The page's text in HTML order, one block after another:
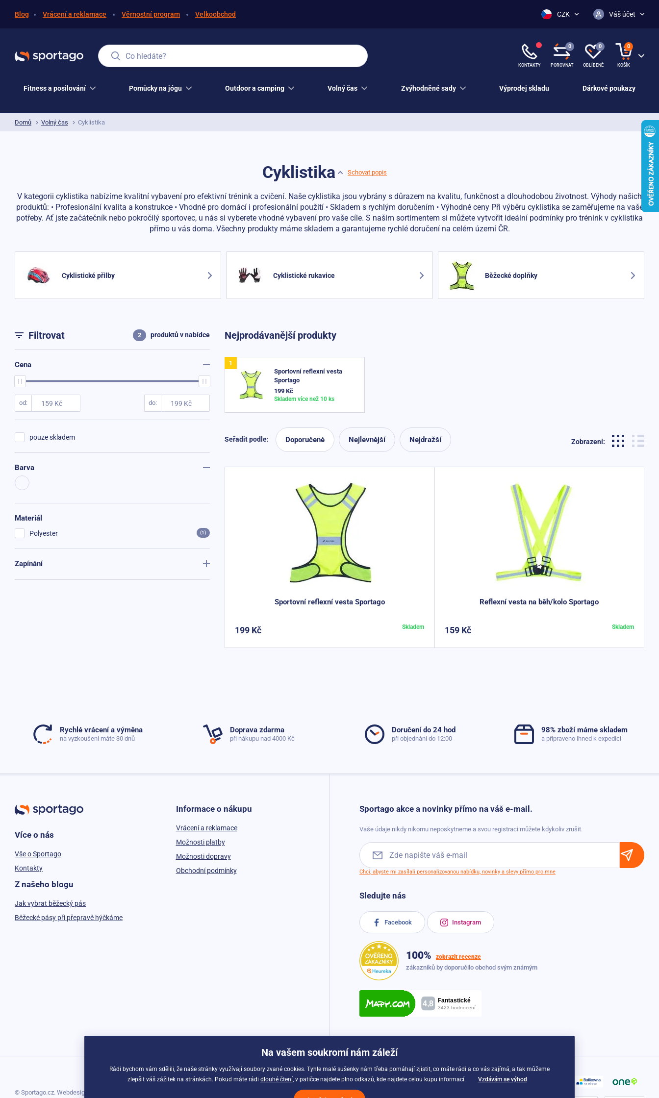
Blog Vrácení a reklamace Věrnostní program Velkoobchod CZK Váš účet
KONTAKTY
0
POROVNAT
0
OBLÍBENÉ
0
KOŠÍK
Co hledáte?
Fitness a posilování Pomůcky na jógu Outdoor a camping Volný čas Zvýhodněné sady Výprodej skladu Dárkové poukazy
Domů Volný čas Cyklistika
Cyklistika Schovat popis
V kategorii cyklistika nabízíme kvalitní vybavení pro efektivní trénink a cvičení. Naše cyklistika jsou vybrány s důrazem na kvalitu, funkčnost a dlouhodobou životnost. Výhody našich
produktů: • Profesionální kvalita a konstrukce • Vhodné pro domácí i profesionální použití • Skladem s rychlým doručením • Výhodné ceny Při výběru cyklistika se zaměřujeme na vaše
potřeby. Ať jste začátečník nebo pokročilý sportovec, u nás si vyberete vhodné vybavení pro vaše cíle. S našim sortimentem si můžete vytvořit ideální podmínky pro trénink v cyklistika
přímo u vás doma. Všechny produkty máme skladem a garantujeme rychlé doručení na celém území ČR.
Cyklistické přilby Cyklistické rukavice Běžecké doplňky
Nejprodávanější produkty
Sportovní reflexní vesta
Sportago
199 Kč
Skladem více než 10 ks
Filtrovat 2 produktův nabídce
Cena
od do
pouze skladem
Barva
Materiál
Polyester (1)
Zapínání
Seřadit podle: Doporučené Nejlevnější Nejdražší Zobrazení:
Sportovní reflexní vesta Sportago
199 Kč Skladem
Reflexní vesta na běh/kolo Sportago
159 Kč Skladem
Rychlé vrácení a výměna
na vyzkoušení máte 30 dnů
Doprava zdarma
při nákupu nad 4000 Kč
Doručení do 24 hod
při objednání do 12:00
98% zboží máme skladem
a připraveno ihned k expedici
Více o nás
Vše o Sportago
Kontakty
Z našeho blogu
Jak vybrat běžecký pás
Běžecké pásy při přepravě hýčkáme
Informace o nákupu
Vrácení a reklamace
Možnosti platby
Možnosti dopravy
Obchodní podmínky
Sportago akce a novinky přímo na váš e-mail.
Vaše údaje nikdy nikomu neposkytneme a svou registraci můžete kdykoliv zrušit.
Chci, abyste mi zasílali personalizovanou nabídku, novinky a slevy přímo pro mne
100% zobrazit recenze
zákazníků by doporučilo obchod svým známým
Sledujte nás
Facebook Instagram
Možnosti dopravy a platby:
© Sportago.cz. Webdesign
Na vašem soukromí nám záleží
Rádi bychom vám sdělili, že naše stránky využívají soubory zvané cookies. Tyhle malé sušenky nám třeba pomáhají zjistit, co máte rádi a co vás zajímá, a tak můžeme
zlepšit váš zážitek na stránkách. Pokud máte rádi dlouhé čtení, v patičce najdete plno odkazů, kde najdete celou kupu informací. Vzdávám se výhod